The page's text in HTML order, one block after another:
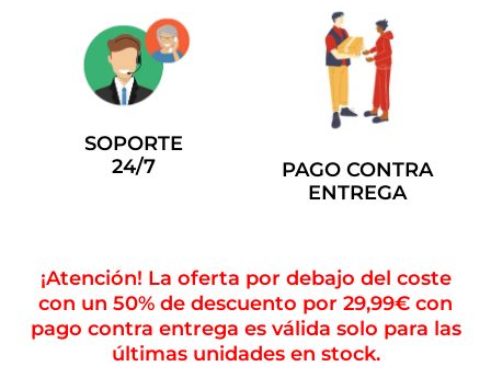
SOPORTE
24/7
PAGO CONTRA
ENTREGA
¡Atención! La oferta por debajo del coste
con un 50% de descuento por 29,99€ con
pago contra entrega es válida solo para las
últimas unidades en stock.